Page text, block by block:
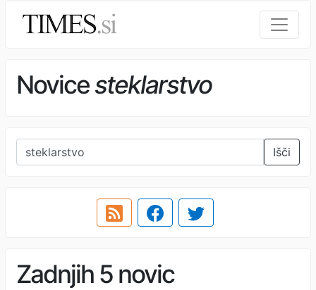
Novicesteklarstvo
Išči
Zadnjih 5 novic